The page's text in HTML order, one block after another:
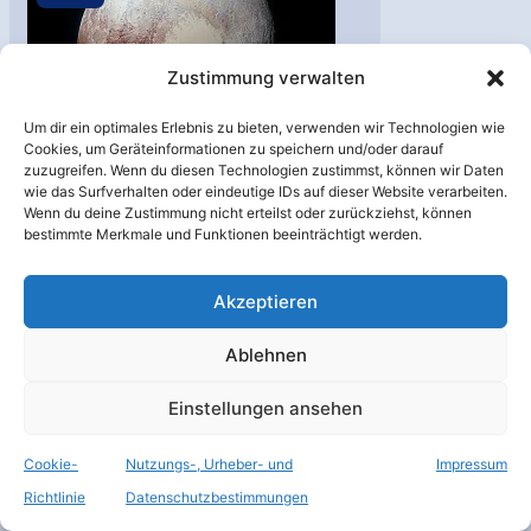
Zustimmung verwalten
Um dir ein optimales Erlebnis zu bieten, verwenden wir Technologien wie
Cookies, um Geräteinformationen zu speichern und/oder darauf
zuzugreifen. Wenn du diesen Technologien zustimmst, können wir Daten
wie das Surfverhalten oder eindeutige IDs auf dieser Website verarbeiten.
Wenn du deine Zustimmung nicht erteilst oder zurückziehst, können
bestimmte Merkmale und Funktionen beeinträchtigt werden.
Akzeptieren
Ablehnen
Einstellungen ansehen
Cookie-
Richtlinie
Nutzungs-, Urheber- und
Datenschutzbestimmungen
Impressum
Der Pluto
Astronomie,Raumsonden,
Sonnensystem/ IAU ,NASA,
Beitrag von unserem
Ackermann, 10. November
2001. Hinweis: Der